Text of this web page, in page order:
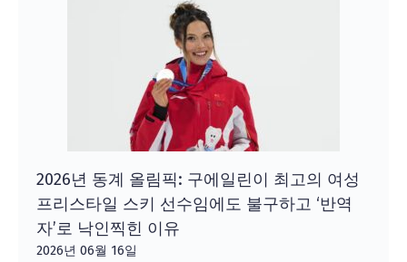
2026년 동계 올림픽: 구에일린이 최고의 여성
프리스타일 스키 선수임에도 불구하고 ‘반역
자’로 낙인찍힌 이유
2026년 06월 16일